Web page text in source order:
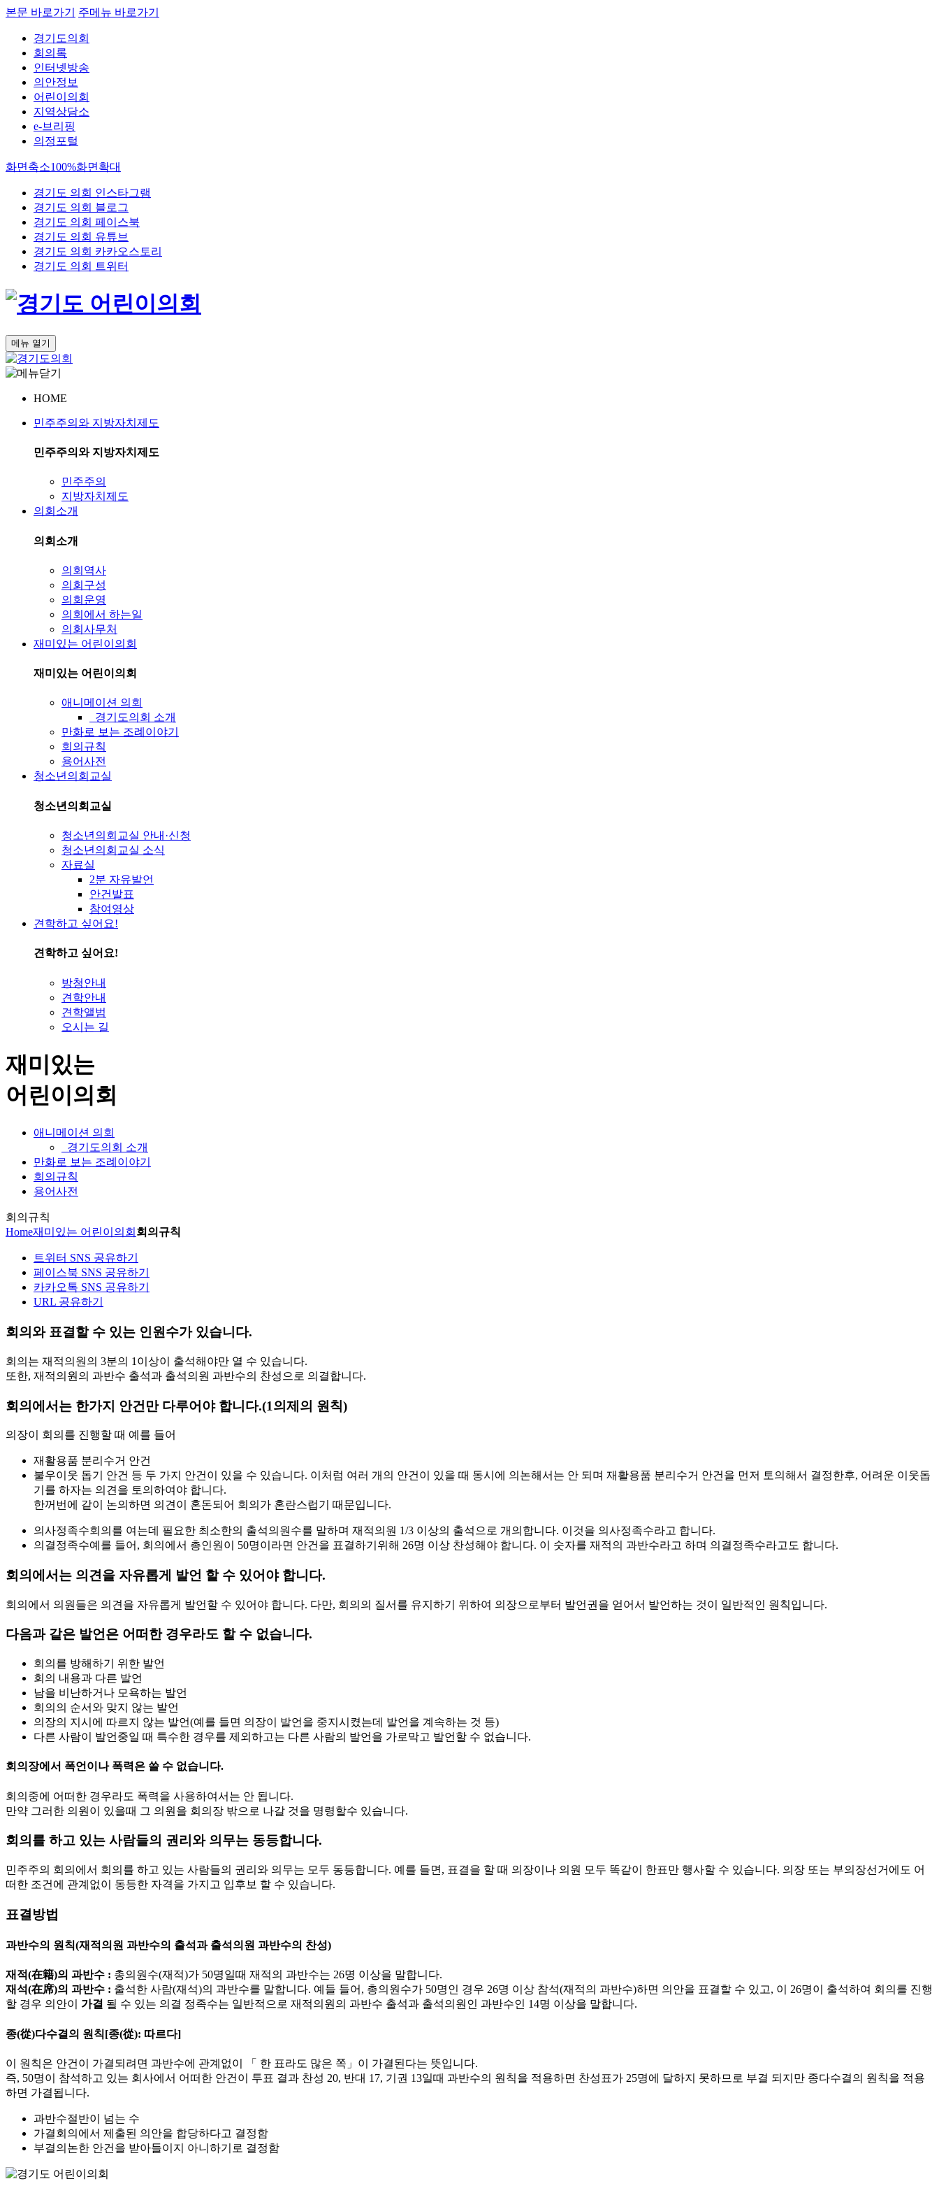
본문 바로가기 주메뉴 바로가기
경기도의회
회의록
인터넷방송
의안정보
어린이의회
지역상담소
e-브리핑
의정포털
화면축소100%화면확대
경기도 의회 인스타그램
경기도 의회 블로그
경기도 의회 페이스북
경기도 의회 유튜브
경기도 의회 카카오스토리
경기도 의회 트위터
메뉴 열기
HOME
민주주의와 지방자치제도
민주주의와 지방자치제도
민주주의
지방자치제도
의회소개
의회소개
의회역사
의회구성
의회운영
의회에서 하는일
의회사무처
재미있는 어린이의회
재미있는 어린이의회
애니메이션 의회
경기도의회 소개
만화로 보는 조례이야기
회의규칙
용어사전
청소년의회교실
청소년의회교실
청소년의회교실 안내·신청
청소년의회교실 소식
자료실
2분 자유발언
안건발표
참여영상
견학하고 싶어요!
견학하고 싶어요!
방청안내
견학안내
견학앨범
오시는 길
재미있는
어린이의회
애니메이션 의회
경기도의회 소개
만화로 보는 조례이야기
회의규칙
용어사전
회의규칙
Home재미있는 어린이의회 회의규칙
트위터 SNS 공유하기
페이스북 SNS 공유하기
카카오톡 SNS 공유하기
URL 공유하기
회의와 표결할 수 있는 인원수가 있습니다.
회의는 재적의원의 3분의 1이상이 출석해야만 열 수 있습니다.
또한, 재적의원의 과반수 출석과 출석의원 과반수의 찬성으로 의결합니다.
회의에서는 한가지 안건만다루어야 합니다.(1의제의 원칙)
의장이 회의를 진행할 때 예를 들어
재활용품 분리수거 안건
불우이웃 돕기 안건 등 두 가지 안건이 있을 수 있습니다. 이처럼 여러 개의 안건이 있을 때 동시에 의논해서는 안 되며 재활용품 분리수거 안건을 먼저 토의해서 결정한후, 어려운 이웃돕
기를 하자는 의견을 토의하여야 합니다.
한꺼번에 같이 논의하면 의견이 혼돈되어 회의가 혼란스럽기 때문입니다.
의사정족수회의를 여는데 필요한 최소한의 출석의원수를 말하며 재적의원 1/3 이상의 출석으로 개의합니다. 이것을 의사정족수라고 합니다.
의결정족수예를 들어, 회의에서 총인원이 50명이라면 안건을 표결하기위해 26명 이상 찬성해야 합니다. 이 숫자를 재적의 과반수라고 하며 의결정족수라고도 합니다.
회의에서는 의견을 자유롭게 발언 할 수 있어야 합니다.
회의에서 의원들은 의견을 자유롭게 발언할 수 있어야 합니다. 다만, 회의의 질서를 유지하기 위하여 의장으로부터 발언권을 얻어서 발언하는 것이 일반적인 원칙입니다.
다음과 같은 발언은 어떠한 경우라도 할 수 없습니다.
회의를 방해하기 위한 발언
회의 내용과 다른 발언
남을 비난하거나 모욕하는 발언
회의의 순서와 맞지 않는 발언
의장의 지시에 따르지 않는 발언(예를 들면 의장이 발언을 중지시켰는데 발언을 계속하는 것 등)
다른 사람이 발언중일 때 특수한 경우를 제외하고는 다른 사람의 발언을 가로막고 발언할 수 없습니다.
회의장에서 폭언이나 폭력은 쓸 수 없습니다.
회의중에 어떠한 경우라도 폭력을 사용하여서는 안 됩니다.
만약 그러한 의원이 있을때 그 의원을 회의장 밖으로 나갈 것을 명령할수 있습니다.
회의를 하고 있는 사람들의 권리와 의무는 동등합니다.
민주주의 회의에서 회의를 하고 있는 사람들의 권리와 의무는 모두 동등합니다. 예를 들면, 표결을 할 때 의장이나 의원 모두 똑같이 한표만 행사할 수 있습니다. 의장 또는 부의장선거에도 어
떠한 조건에 관계없이 동등한 자격을 가지고 입후보 할 수 있습니다.
표결방법
과반수의 원칙(재적의원 과반수의 출석과 출석의원 과반수의 찬성)
재적(在籍)의 과반수 : 총의원수(재적)가 50명일때 재적의 과반수는 26명 이상을 말합니다.
재석(在席)의 과반수 : 출석한 사람(재석)의 과반수를 말합니다. 예들 들어, 총의원수가 50명인 경우 26명 이상 참석(재적의 과반수)하면 의안을 표결할 수 있고, 이 26명이 출석하여 회의를 진행
할 경우 의안이 가결 될 수 있는 의결 정족수는 일반적으로 재적의원의 과반수 출석과 출석의원인 과반수인 14명 이상을 말합니다.
종(從)다수결의 원칙[종(從): 따르다]
이 원칙은 안건이 가결되려면 과반수에 관계없이 「 한 표라도 많은 쪽」이 가결된다는 뜻입니다.
즉, 50명이 참석하고 있는 회사에서 어떠한 안건이 투표 결과 찬성 20, 반대 17, 기권 13일때 과반수의 원칙을 적용하면 찬성표가 25명에 달하지 못하므로 부결 되지만 종다수결의 원칙을 적용
하면 가결됩니다.
과반수절반이 넘는 수
가결회의에서 제출된 의안을 합당하다고 결정함
부결의논한 안건을 받아들이지 아니하기로 결정함